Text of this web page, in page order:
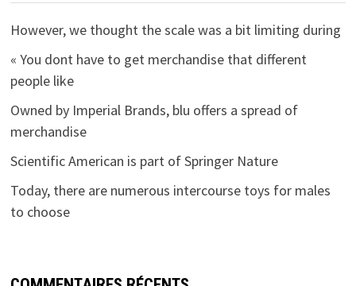
However, we thought the scale was a bit limiting during
« You dont have to get merchandise that different
people like
Owned by Imperial Brands, blu offers a spread of
merchandise
Scientific American is part of Springer Nature
Today, there are numerous intercourse toys for males
to choose